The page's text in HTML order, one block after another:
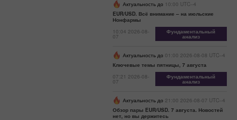
Актуальность до 10:00 UTC--4
EUR/USD. Всё внимание – на июльские
Нонфармы
10:04 2026-08-
07
Фундаментальный
анализ
Актуальность до 01:00 2026-08-08 UTC--4
Ключевые темы пятницы, 7 августа
07:21 2026-08-
07
Фундаментальный
анализ
Актуальность до 21:00 2026-08-07 UTC--4
Обзор пары EUR/USD. 7 августа. Новостей
нет, но вы держитесь